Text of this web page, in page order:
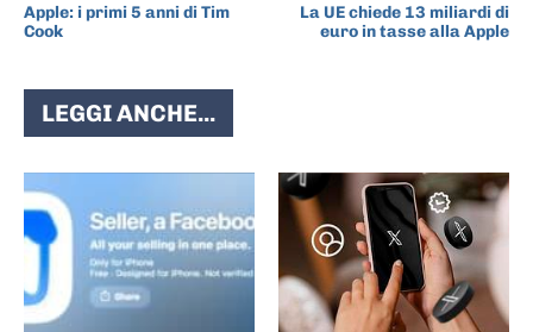
Apple: i primi 5 anni di Tim
Cook
La UE chiede 13 miliardi di
euro in tasse alla Apple
LEGGI ANCHE...